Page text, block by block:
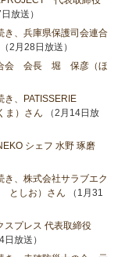
放送）
き、兵庫県保護司会連合
（2月28日放送）
合会 会長 堀 保彦（ほ
き、PATISSERIE
ま）さん （2月14日放
シェフ 水野 琢磨
き、株式会社サラブエク
としお）さん （1月31
スプレス 代表取締役
日放送）